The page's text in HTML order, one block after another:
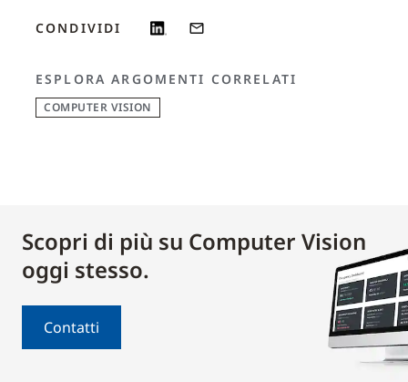
CONDIVIDI
ESPLORA ARGOMENTI CORRELATI
COMPUTER VISION
Scopri di più su Computer Vision
oggi stesso.
Contatti